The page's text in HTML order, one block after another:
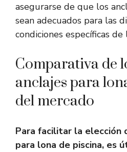
asegurarse de que los
sean adecuados para las
condiciones específicas de
Comparativa de
anclajes para
del mercado
Para facilitar la elección
para lona de piscina, es